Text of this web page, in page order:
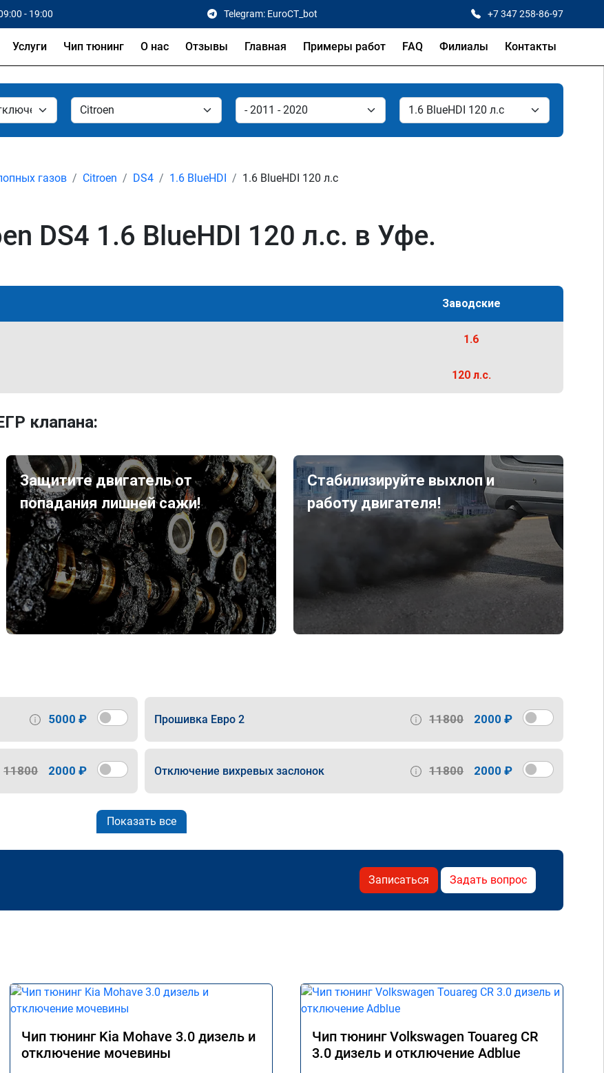
- 19:00 Telegram: EuroCT_bot +7 347 258-86-97
Услуги Чип тюнинг О нас Отзывы Главная Примеры работ FAQ Филиалы Контакты
газов Citroen DS4 1.6 BlueHDI 1.6 BlueHDI 120 л.с
DS4 1.6 BlueHDI 120 л.с. в Уфе.
Заводские
1.6
120 л.с.
клапана:
Защитите двигатель от
попадания лишней сажи!
Стабилизируйте выхлоп и
работу двигателя!
5000 ₽ Прошивка Евро 2 11800 2000 ₽
11800 2000 ₽ Отключение вихревых заслонок 11800 2000 ₽
Показать все
Записаться Задать вопрос
Чип тюнинг Kia Mohave 3.0 дизель и
отключение мочевины
Чип тюнинг Volkswagen Touareg CR
3.0 дизель и отключение Adblue